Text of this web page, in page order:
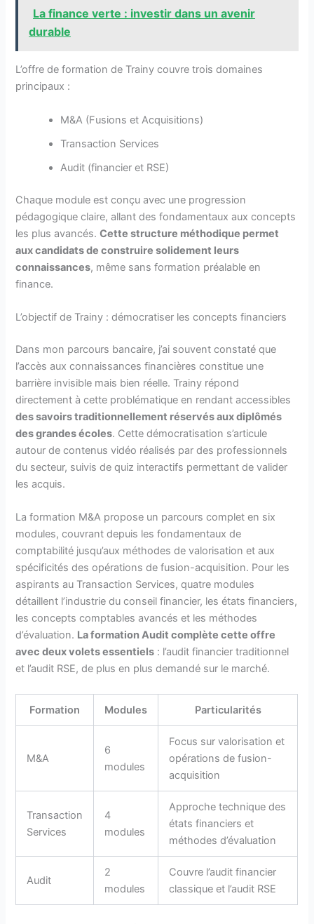
La finance verte : investir dans un avenir
durable
L’offre de formation de Trainy couvre trois domaines
principaux :
M&A (Fusions et Acquisitions)
Transaction Services
Audit (financier et RSE)
Chaque module est conçu avec une progression
pédagogique claire, allant des fondamentaux aux concepts
les plus avancés.Cette structure méthodique permet
aux candidats de construire solidement leurs
connaissances, même sans formation préalable en
finance.
L’objectif de Trainy : démocratiser les concepts financiers
Dans mon parcours bancaire, j’ai souvent constaté que
l’accès aux connaissances financières constitue une
barrière invisible mais bien réelle. Trainy répond
directement à cette problématique en rendant accessibles
des savoirs traditionnellement réservés aux diplômés
des grandes écoles. Cette démocratisation s’articule
autour de contenus vidéo réalisés par des professionnels
du secteur, suivis de quiz interactifs permettant de valider
les acquis.
La formation M&A propose un parcours complet en six
modules, couvrant depuis les fondamentaux de
comptabilité jusqu’aux méthodes de valorisation et aux
spécificités des opérations de fusion-acquisition. Pour les
aspirants au Transaction Services, quatre modules
détaillent l’industrie du conseil financier, les états financiers,
les concepts comptables avancés et les méthodes
d’évaluation. La formation Audit complète cette offre
avec deux volets essentiels : l’audit financier traditionnel
et l’audit RSE, de plus en plus demandé sur le marché.
Formation Modules Particularités
M&A
6
modules
Focus sur valorisation et
opérations de fusion-
acquisition
Transaction
Services
4
modules
Approche technique des
états financiers et
méthodes d’évaluation
Audit
2
modules
Couvre l’audit financier
classique et l’audit RSE